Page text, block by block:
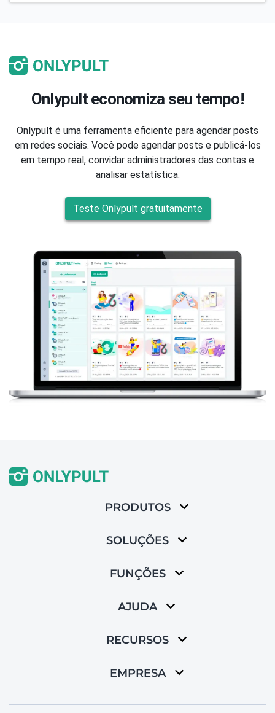
Onlypult economiza seu tempo!
Onlypult é uma ferramenta eficiente para agendar posts
em redes sociais. Você pode agendar posts e publicá-los
em tempo real, convidar administradores das contas e
analisar estatística.
Teste Onlypult gratuitamente
PRODUTOS
SOLUÇÕES
FUNÇÕES
AJUDA
RECURSOS
EMPRESA